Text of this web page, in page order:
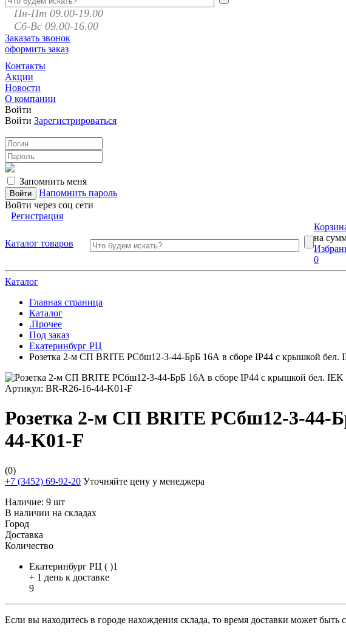
Пн-Пт 09.00-19.00
Сб-Вс 09.00-16.00
Заказать звонок
оформить заказ
Контакты
Акции
Новости
О компании
Войти
Войти Зарегистрироваться
Запомнить меня
Напомнить пароль
Войти через соц сети
Регистрация
Каталог товаров
на
0
Каталог
Главная страница
Каталог
.Прочее
Под заказ
Екатеринбург РЦ
Розетка 2-м СП BRITE РСбш12-3-44-БрБ 16А в сборе IP44 с крышкой бел.
Артикул: BR-R26-16-44-K01-F
Розетка 2-м СП BRITE РСбш12-3-44-
44-K01-F
(0)
+7 (3452) 69-92-20 Уточняйте цену у менеджера
Наличие: 9 шт
В наличии на складах
Город
Доставка
Количество
Екатеринбург РЦ ( )1
+ 1 день к доставке
9
Если вы находитесь в городе нахождения склада, то время доставки может